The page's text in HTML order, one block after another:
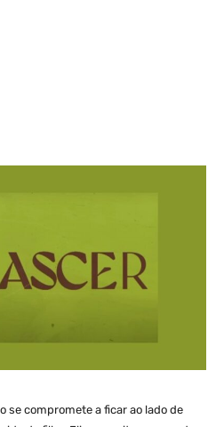
se compromete a ficar ao lado de